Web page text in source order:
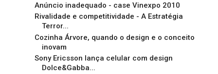
Anúncio inadequado - case Vinexpo 2010
Rivalidade e competitividade - A Estratégia
Terror...
Cozinha Árvore, quando o design e o conceito
inovam
Sony Ericsson lança celular com design
Dolce&Gabba...